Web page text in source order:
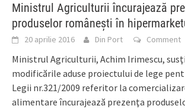
Ministrul Agriculturii încurajează
produselor româneşti în
20 aprilie 2016 Din Port Comment
Ministrul Agriculturii, Achim Irimescu,
modificările aduse proiectului de lege
Legii nr.321/2009 referitor la
alimentare încurajează prezenţa